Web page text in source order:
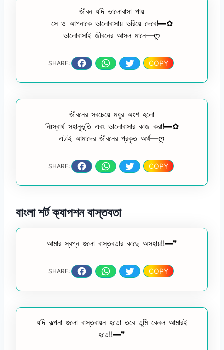
জীবন যদি ভালোবাসা পায়
সে ও আপনাকে ভালোবাসায় ভরিয়ে দেবে!━✿
ভালোবাসাই জীবনের আসল মানে—ღ
SHARE: COPY
জীবনের সবচেয়ে মধুর অংশ হলো
নিঃস্বার্থ সহানুভূতি এবং ভালোবাসার কাজ করা!━✿
এটাই আমাদের জীবনের প্রকৃত অর্থ—ღ
SHARE: COPY
বাংলা শর্ট ক্যাপশন বাস্তবতা
আমার স্বপ্ন গুলো বাস্তবতার কাছে অসহায়!!━❞
SHARE: COPY
যদি কল্পনা গুলো বাস্তবায়ন হতো তবে তুমি কেবল আমারই
হতে!!━❞